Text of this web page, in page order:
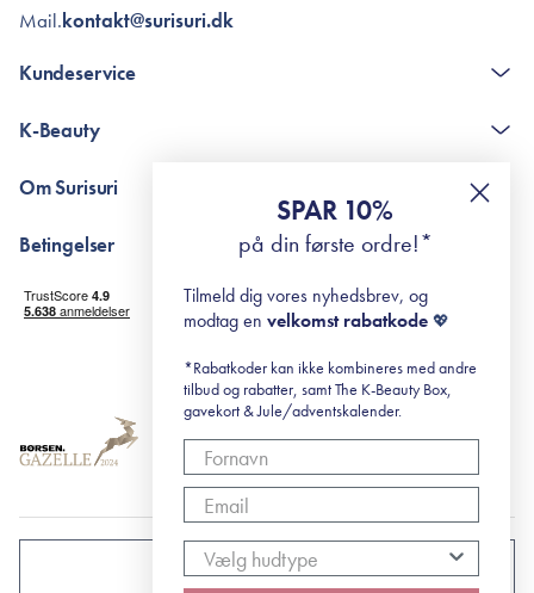
Mail.kontakt@surisuri.dk
Kundeservice
The K-Beauty Box - spørgsmål og svar
RE-ZIP
K-Beauty
Retinol for begyndere
surisuri's mini guide til rosacea
Om Surisuri
Black Friday
Betingelser
Levering og returnering
Handelsbetingelser
Abonnementsbetingelser
DANMARK
SPAR 10%
på din første ordre!*
Tilmeld dig vores nyhedsbrev, og
modtag en velkomst rabatkode 💖
*Rabatkoder kan ikke kombineres med andre
tilbud og rabatter, samt The K-Beauty Box,
gavekort & Jule/adventskalender.